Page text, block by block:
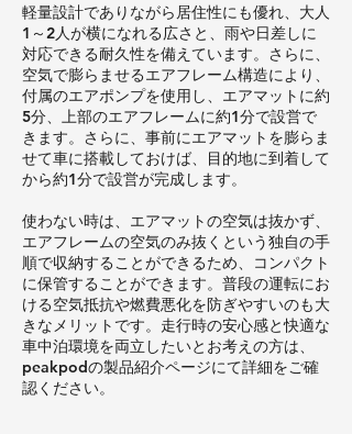
軽量設計でありながら居住性にも優れ、大人
1～2人が横になれる広さと、雨や日差しに
対応できる耐久性を備えています。さらに、
空気で膨らませるエアフレーム構造により、
付属のエアポンプを使用し、エアマットに約
5分、上部のエアフレームに約1分で設営で
きます。さらに、事前にエアマットを膨らま
せて車に搭載しておけば、目的地に到着して
から約1分で設営が完成します。
使わない時は、エアマットの空気は抜かず、
エアフレームの空気のみ抜くという独自の手
順で収納することができるため、コンパクト
に保管することができます。普段の運転にお
ける空気抵抗や燃費悪化を防ぎやすいのも大
きなメリットです。走行時の安心感と快適な
車中泊環境を両立したいとお考えの方は、
peakpodの製品紹介ページにて詳細をご確
認ください。